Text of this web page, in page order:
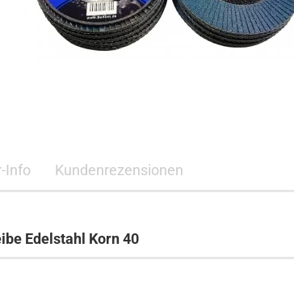
Info Kundenrezensionen
Edelstahl Korn 40